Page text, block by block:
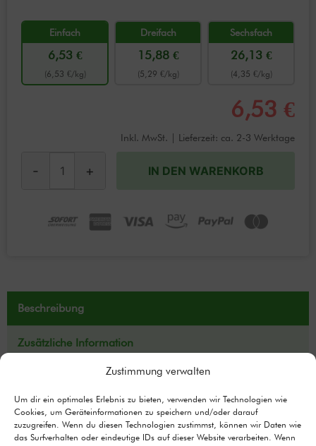
Zustimmung verwalten
Um dir ein optimales Erlebnis zu bieten, verwenden wir Technologien wie
Cookies, um Geräteinformationen zu speichern und/oder darauf
zuzugreifen. Wenn du diesen Technologien zustimmst, können wir Daten wie
das Surfverhalten oder eindeutige IDs auf dieser Website verarbeiten. Wenn
Einfach
6,53 €
(6,53 €/kg)
Dreifach
15,88 €
(5,29 €/kg)
Sechsfach
26,13 €
(4,35 €/kg)
6,53 €
Inkl. MwSt. | Lieferzeit: ca. 2-3 Werktage
- + IN DEN WARENKORB
Beschreibung
Zusätzliche Information
Fütterungsempfehlung
FAQ